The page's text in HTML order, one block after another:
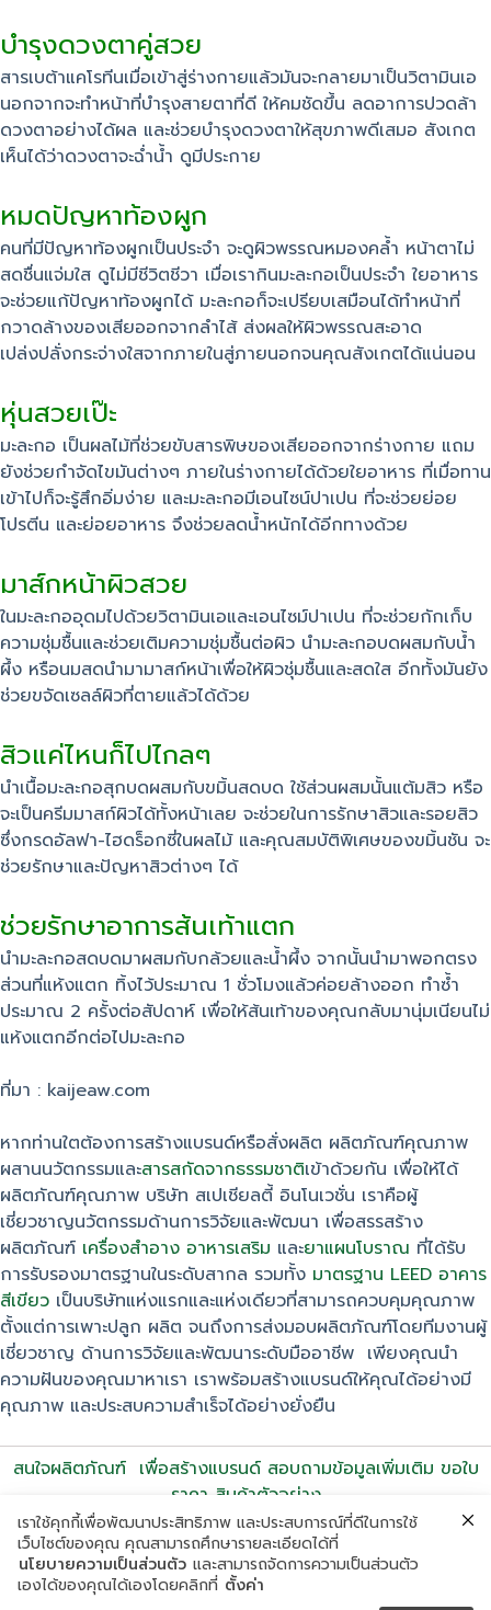
บำรุงดวงตาคู่สวย
สารเบต้าแคโรทีนเมื่อเข้าสู่ร่างกายแล้วมันจะกลายมาเป็นวิตามินเอ
นอกจากจะทำหน้าที่บำรุงสายตาที่ดี ให้คมชัดขึ้น ลดอาการปวดล้า
ดวงตาอย่างได้ผล และช่วยบำรุงดวงตาให้สุขภาพดีเสมอ สังเกต
เห็นได้ว่าดวงตาจะฉ่ำน้ำ ดูมีประกาย
หมดปัญหาท้องผูก
คนที่มีปัญหาท้องผูกเป็นประจำ จะดูผิวพรรณหมองคล้ำ หน้าตาไม่
สดชื่นแจ่มใส ดูไม่มีชีวิตชีวา เมื่อเรากินมะละกอเป็นประจำ ใยอาหาร
จะช่วยแก้ปัญหาท้องผูกได้ มะละกอก็จะเปรียบเสมือนได้ทำหน้าที่
กวาดล้างของเสียออกจากลำไส้ ส่งผลให้ผิวพรรณสะอาด
เปล่งปลั่งกระจ่างใสจากภายในสู่ภายนอกจนคุณสังเกตได้แน่นอน
หุ่นสวยเป๊ะ
มะละกอ เป็นผลไม้ที่ช่วยขับสารพิษของเสียออกจากร่างกาย แถม
ยังช่วยกำจัดไขมันต่างๆ ภายในร่างกายได้ด้วยใยอาหาร ที่เมื่อทาน
เข้าไปก็จะรู้สึกอิ่มง่าย และมะละกอมีเอนไซน์ปาเปน ที่จะช่วยย่อย
โปรตีน และย่อยอาหาร จึงช่วยลดน้ำหนักได้อีกทางด้วย
มาส์กหน้าผิวสวย
ในมะละกออุดมไปด้วยวิตามินเอและเอนไซม์ปาเปน ที่จะช่วยกักเก็บ
ความชุ่มชื้นและช่วยเติมความชุ่มชื้นต่อผิว นำมะละกอบดผสมกับน้ำ
ผึ้ง หรือนมสดนำมามาสก์หน้าเพื่อให้ผิวชุ่มชื้นและสดใส อีกทั้งมันยัง
ช่วยขจัดเซลล์ผิวที่ตายแล้วได้ด้วย
สิวแค่ไหนก็ไปไกลๆ
นำเนื้อมะละกอสุกบดผสมกับขมิ้นสดบด ใช้ส่วนผสมนั้นแต้มสิว หรือ
จะเป็นครีมมาสก์ผิวได้ทั้งหน้าเลย จะช่วยในการรักษาสิวและรอยสิว
ซึ่งกรดอัลฟา-ไฮดร็อกซี่ในผลไม้ และคุณสมบัติพิเศษของขมิ้นชัน จะ
ช่วยรักษาและปัญหาสิวต่างๆ ได้
ช่วยรักษาอาการส้นเท้าแตก
นำมะละกอสดบดมาผสมกับกล้วยและน้ำผึ้ง จากนั้นนำมาพอกตรง
ส่วนที่แห้งแตก ทิ้งไว้ประมาณ 1 ชั่วโมงแล้วค่อยล้างออก ทำซ้ำ
ประมาณ 2 ครั้งต่อสัปดาห์ เพื่อให้ส้นเท้าของคุณกลับมานุ่มเนียนไม่
แห้งแตกอีกต่อไปมะละกอ
ที่มา : kaijeaw.com
หากท่านใตต้องการสร้างแบรนด์หรือสั่งผลิต ผลิตภัณฑ์คุณภาพ
ผสานนวัตกรรมและสารสกัดจากธรรมชาติเข้าด้วยกัน เพื่อให้ได้
ผลิตภัณฑ์คุณภาพ บริษัท สเปเชียลตี้ อินโนเวชั่น เราคือผู้
เชี่ยวชาญนวัตกรรมด้านการวิจัยและพัฒนา เพื่อสรรสร้าง
ผลิตภัณฑ์ เครื่องสำอาง อาหารเสริม และยาแผนโบราณ ที่ได้รับ
การรับรองมาตรฐานในระดับสากล รวมทั้ง มาตรฐาน LEED อาคาร
สีเขียว เป็นบริษัทแห่งแรกและแห่งเดียวที่สามารถควบคุมคุณภาพ
ตั้งแต่การเพาะปลูก ผลิต จนถึงการส่งมอบผลิตภัณฑ์โดยทีมงานผู้
เชี่ยวชาญ ด้านการวิจัยและพัฒนาระดับมืออาชีพ เพียงคุณนำ
ความฝันของคุณมาหาเรา เราพร้อมสร้างแบรนด์ให้คุณได้อย่างมี
คุณภาพ และประสบความสำเร็จได้อย่างยั่งยืน
สนใจผลิตภัณฑ์ เพื่อสร้างแบรนด์ สอบถามข้อมูลเพิ่มเติม ขอใบ
ราคา สินค้าตัวอย่าง
Tel. 02-313-3456, 095-597-6666
เราใช้คุกกี้เพื่อพัฒนาประสิทธิภาพ และประสบการณ์ที่ดีในการใช้
เว็บไซต์ของคุณ คุณสามารถศึกษารายละเอียดได้ที่
นโยบายความเป็นส่วนตัว และสามารถจัดการความเป็นส่วนตัว
เองได้ของคุณได้เองโดยคลิกที่ ตั้งค่า